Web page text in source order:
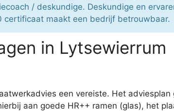
/ deskundige. Deskundige en
certificaat maakt een bedrijf betrouwbaar.
in Lytsewierrum
een vereiste. Het adviesplan
aan goede HR++ ramen (glas), het